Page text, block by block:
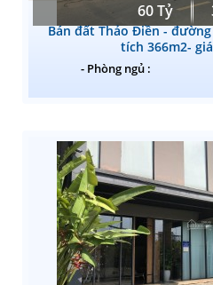
60 Tỷ
Bán đất Thảo Điền -
tích 366m2-
- Phòng ngủ :